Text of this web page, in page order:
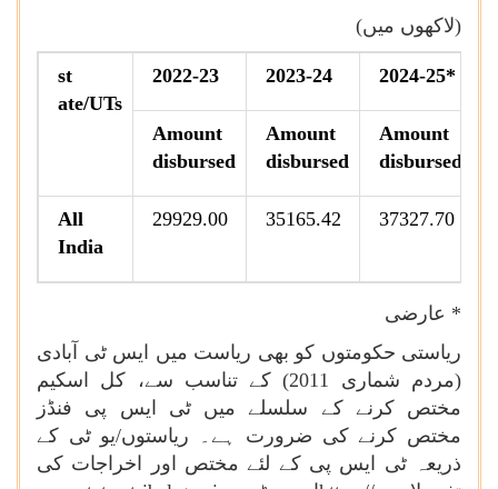
(لاکھوں میں)
st
ate/UTs
2022-23 2023-24 2024-25*
Amount
disbursed
Amount
disbursed
Amount
disbursed
All
India
29929.00 35165.42 37327.70
* عارضی
ریاستی حکومتوں کو بھی ریاست میں ایس ٹی آبادی
(مردم شماری 2011) کے تناسب سے، کل اسکیم
مختص کرنے کے سلسلے میں ٹی ایس پی فنڈز
مختص کرنے کی ضرورت ہے۔ ریاستوں/یو ٹی کے
ذریعہ ٹی ایس پی کے لئے مختص اور اخراجات کی